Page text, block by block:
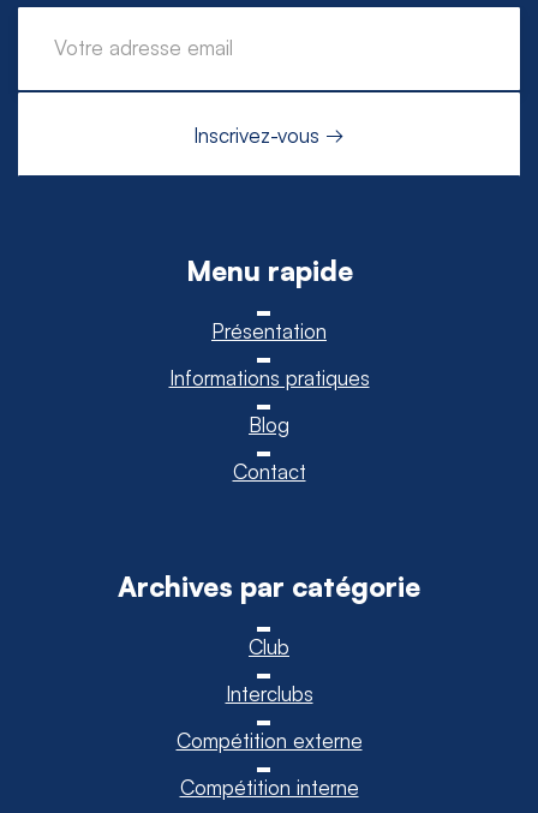
Menu rapide
Présentation
Informations pratiques
Blog
Contact
Archives par catégorie
Club
Interclubs
Compétition externe
Compétition interne